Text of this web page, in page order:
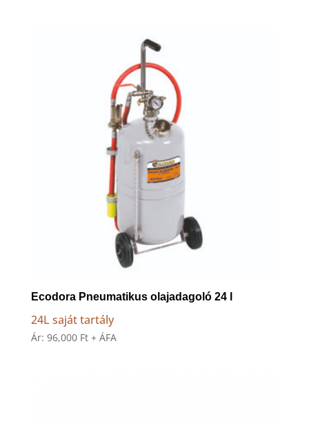
Ecodora Pneumatikus olajadagoló 24 l
24L saját tartály
Ár: 96,000 Ft + ÁFA